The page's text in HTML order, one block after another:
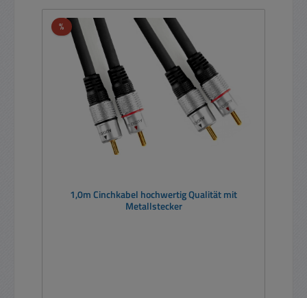
%Rabatt
1,0m Cinchkabel hochwertig Qualität mit
Metallstecker